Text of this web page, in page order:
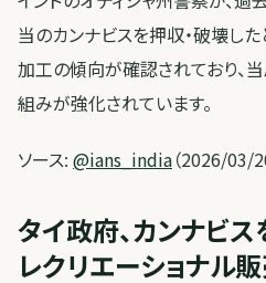
当のカンナビスを押収・破壊し
加工の傾向が確認されており、
組みが強化されています。
ソース: @ians_india（2026/03/
タイ政府、カンナビ
レクリエーショナル